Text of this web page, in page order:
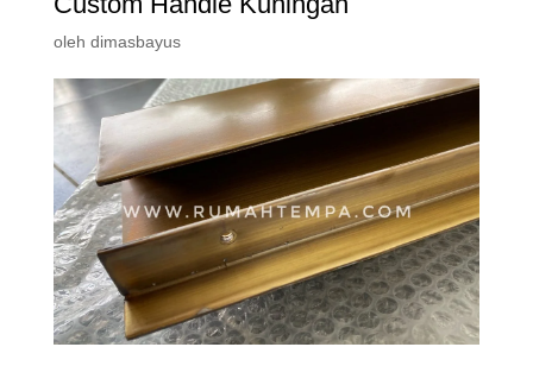
oleh dimasbayus